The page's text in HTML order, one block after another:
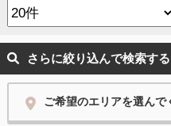
さらに絞り込んで検索する
ご希望のエリアを選んで